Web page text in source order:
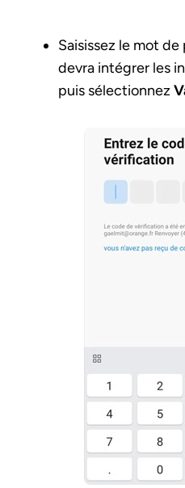
Saisissez le mot
devra intégrer les
puis sélectionnez